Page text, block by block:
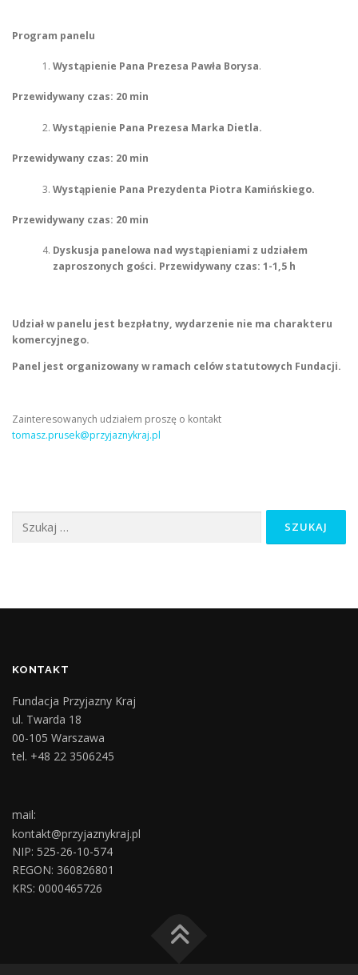
Program panelu
Wystąpienie Pana Prezesa Pawła Borysa.
Przewidywany czas: 20 min
Wystąpienie Pana Prezesa Marka Dietla.
Przewidywany czas: 20 min
Wystąpienie Pana Prezydenta Piotra Kamińskiego.
Przewidywany czas: 20 min
Dyskusja panelowa nad wystąpieniami z udziałem
zaproszonych gości. Przewidywany czas: 1-1,5 h
Udział w panelu jest bezpłatny, wydarzenie nie ma charakteru
komercyjnego.
Panel jest organizowany w ramach celów statutowych Fundacji.
Zainteresowanych udziałem proszę o kontakt
tomasz.prusek@przyjaznykraj.pl
KONTAKT
Fundacja Przyjazny Kraj
ul. Twarda 18
00-105 Warszawa
tel. +48 22 3506245
mail:
kontakt@przyjaznykraj.pl
NIP: 525-26-10-574
REGON: 360826801
KRS: 0000465726